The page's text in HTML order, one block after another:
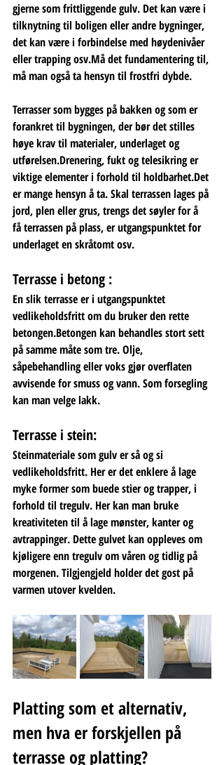
gjerne som frittliggende gulv. Det kan være i
tilknytning til boligen eller andre bygninger,
det kan være i forbindelse med høydenivåer
eller trapping osv.Må det fundamentering til,
må man også ta hensyn til frostfri dybde.
Terrasser som bygges på bakken og som er
forankret til bygningen, der bør det stilles
høye krav til materialer, underlaget og
utførelsen.Drenering, fukt og telesikring er
viktige elementer i forhold til holdbarhet.Det
er mange hensyn å ta. Skal terrassen lages på
jord, plen eller grus, trengs det søyler for å
få terrassen på plass, er utgangspunktet for
underlaget en skråtomt osv.
Terrasse i betong :
En slik terrasse er i utgangspunktet
vedlikeholdsfritt om du bruker den rette
betongen.Betongen kan behandles stort sett
på samme måte som tre. Olje,
såpebehandling eller voks gjør overflaten
avvisende for smuss og vann. Som forsegling
kan man velge lakk.
Terrasse i stein:
Steinmateriale som gulv er så og si
vedlikeholdsfritt. Her er det enklere å lage
myke former som buede stier og trapper, i
forhold til tregulv. Her kan man bruke
kreativiteten til å lage mønster, kanter og
avtrappinger. Dette gulvet kan oppleves om
kjøligere enn tregulv om våren og tidlig på
morgenen. Tilgjengjeld holder det gost på
varmen utover kvelden.
Platting som et alternativ,
men hva er forskjellen på
terrasse og platting?